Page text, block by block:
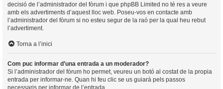
decisió de l’administrador del fòrum i que phpBB Limited no té res a veure
amb els advertiments d’aquest lloc web. Poseu-vos en contacte amb
l’administrador del fòrum si no esteu segur de la raó per la qual heu rebut
l’advertiment.
Torna a l’inici
Com puc informar d’una entrada a un moderador?
Si l’administrador del fòrum ho permet, veureu un botó al costat de la propia
entrada per informar-ne. Quan hi feu clic se us guiarà pels passos
necessaris per informar de l’entrada.